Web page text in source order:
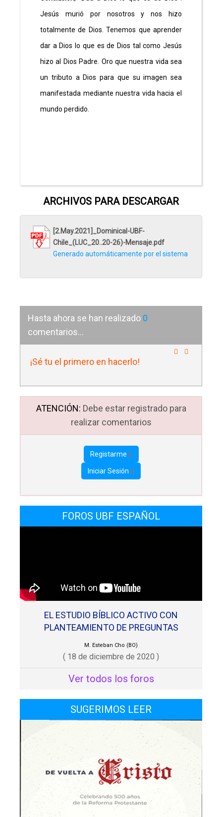
Jesús murió por nosotros y nos hizo
totalmente de Dios. Tenemos que aprender
dar a Dios lo que es de Dios tal como Jesús
hizo al Dios Padre. Oro que nuestra vida sea
un tributo a Dios para que su imagen sea
manifestada mediante nuestra vida hacia el
mundo perdido.
ARCHIVOS PARA DESCARGAR
[2.May.2021]_Dominical-UBF-
Chile_(LUC_20..20-26)-Mensaje.pdf
Generado automáticamente por el sistema
Hasta ahora se han realizado 0
comentarios...
¡Sé tu el primero en hacerlo!
ATENCIÓN: Debe estar registrado para
realizar comentarios
Registarme
Iniciar Sesión
FOROS UBF ESPAÑOL
EL ESTUDIO BÍBLICO ACTIVO CON
PLANTEAMIENTO DE PREGUNTAS
M. Esteban Cho (BO)
( 18 de diciembre de 2020 )
Ver todos los foros
SUGERIMOS LEER